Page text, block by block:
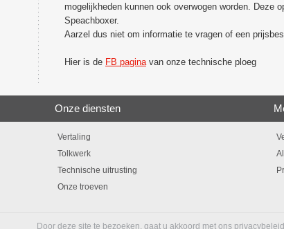
mogelijkheden kunnen ook overwogen worden. Deze
Speachboxer.
Aarzel dus niet om informatie te vragen of een
Hier is de FB pagina van onze technische ploeg
Onze diensten
Vertaling
Tolkwerk
Technische uitrusting
Onze troeven
Door deze site te bezoeken, gaat u akkoord met ons privacybeleid